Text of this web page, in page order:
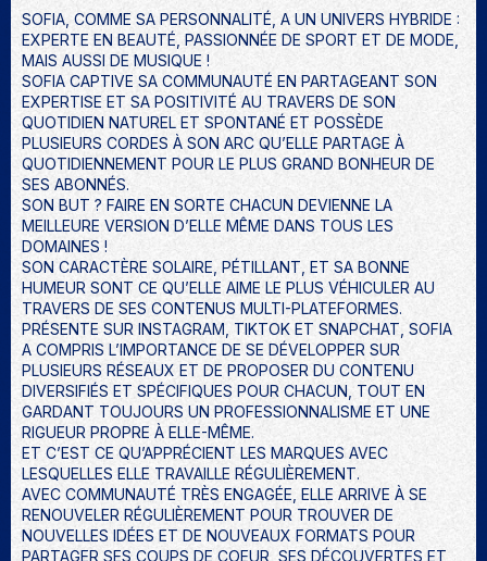
SOFIA, COMME SA PERSONNALITÉ, A UN UNIVERS HYBRIDE :
EXPERTE EN BEAUTÉ, PASSIONNÉE DE SPORT ET DE MODE,
MAIS AUSSI DE MUSIQUE !
SOFIA CAPTIVE SA COMMUNAUTÉ EN PARTAGEANT SON
EXPERTISE ET SA POSITIVITÉ AU TRAVERS DE SON
QUOTIDIEN NATUREL ET SPONTANÉ ET POSSÈDE
PLUSIEURS CORDES À SON ARC QU’ELLE PARTAGE À
QUOTIDIENNEMENT POUR LE PLUS GRAND BONHEUR DE
SES ABONNÉS.
SON BUT ? FAIRE EN SORTE CHACUN DEVIENNE LA
MEILLEURE VERSION D’ELLE MÊME DANS TOUS LES
DOMAINES !
SON CARACTÈRE SOLAIRE, PÉTILLANT, ET SA BONNE
HUMEUR SONT CE QU’ELLE AIME LE PLUS VÉHICULER AU
TRAVERS DE SES CONTENUS MULTI-PLATEFORMES.
PRÉSENTE SUR INSTAGRAM, TIKTOK ET SNAPCHAT, SOFIA
A COMPRIS L’IMPORTANCE DE SE DÉVELOPPER SUR
PLUSIEURS RÉSEAUX ET DE PROPOSER DU CONTENU
DIVERSIFIÉS ET SPÉCIFIQUES POUR CHACUN, TOUT EN
GARDANT TOUJOURS UN PROFESSIONNALISME ET UNE
RIGUEUR PROPRE À ELLE-MÊME.
ET C’EST CE QU’APPRÉCIENT LES MARQUES AVEC
LESQUELLES ELLE TRAVAILLE RÉGULIÈREMENT.
AVEC COMMUNAUTÉ TRÈS ENGAGÉE, ELLE ARRIVE À SE
RENOUVELER RÉGULIÈREMENT POUR TROUVER DE
NOUVELLES IDÉES ET DE NOUVEAUX FORMATS POUR
PARTAGER SES COUPS DE COEUR, SES DÉCOUVERTES ET